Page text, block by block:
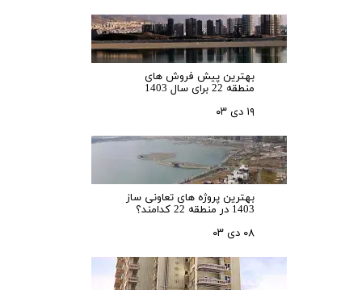
بهترین پیش فروش های
منطقه 22 برای سال 1403
۱۹ دی ۰۳
بهترین پروژه های تعاونی ساز
1403 در منطقه 22 کدامند؟
۰۸ دی ۰۳